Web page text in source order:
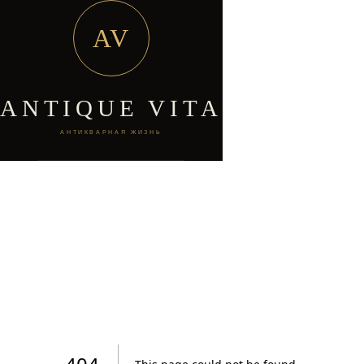
AV
ANTIQUE VITA
АНТИКВАРНАЯ ЖИЗНЬ